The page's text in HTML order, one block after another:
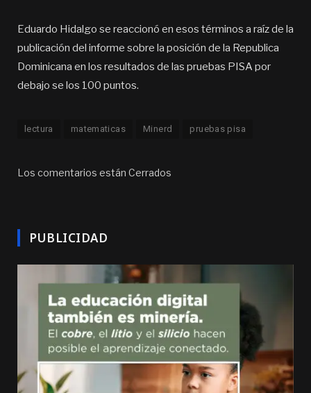
Eduardo Hidalgo se reaccionó en esos términos a raíz de la
publicación del informe sobre la posición de la Republica
Dominicana en los resultados de las pruebas PISA por
debajo se los 100 puntos.
lectura matematicas Minerd pruebas pisa
Los comentarios están Cerrados
PUBLICIDAD